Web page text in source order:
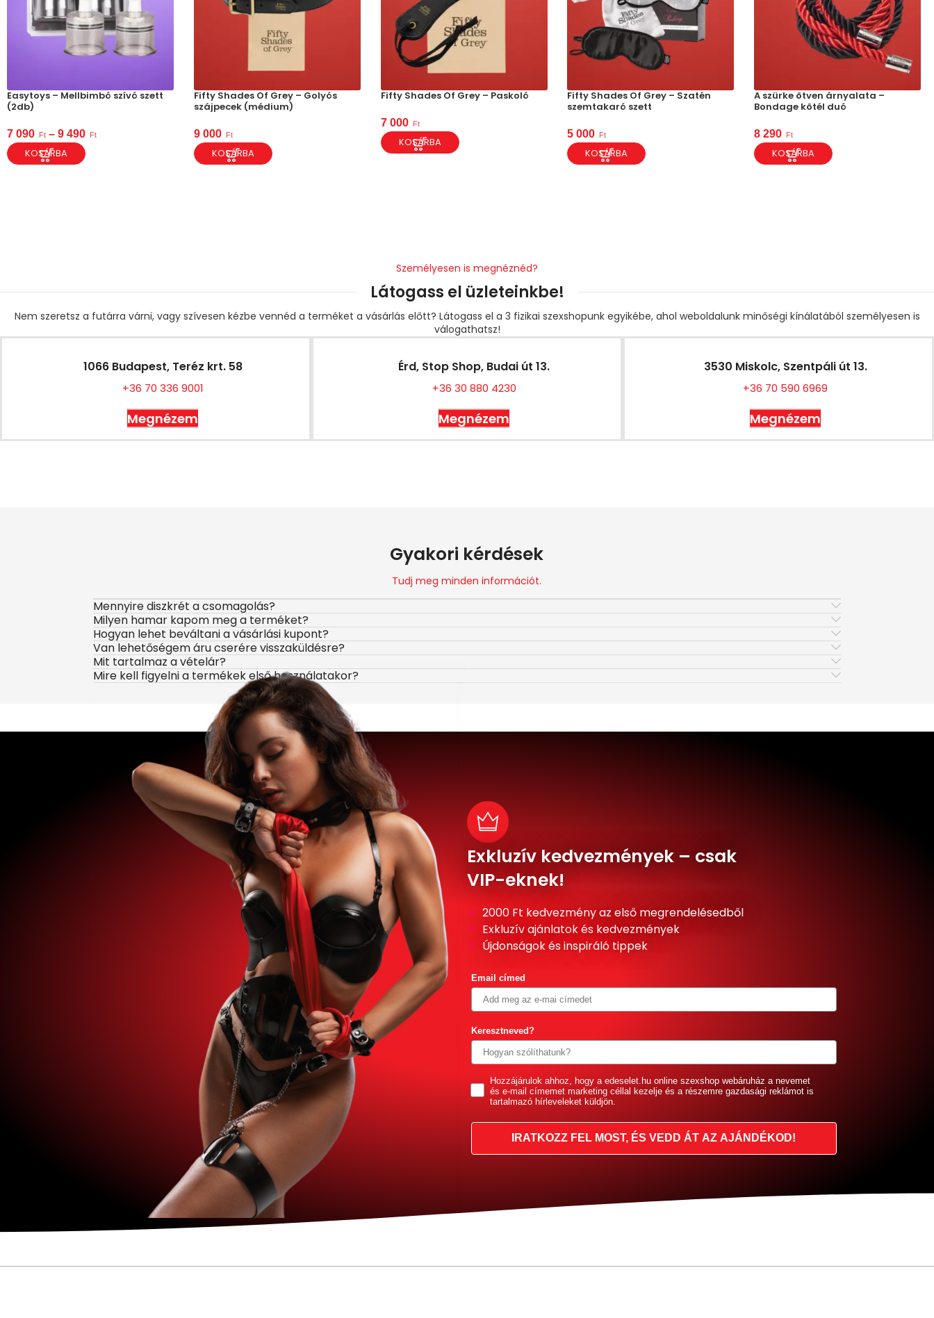
Easytoys – Mellbimbó szívó szett
(2db)
7 090 Ft – 9 490 Ft
KOSÁRBA
Fifty Shades Of Grey – Golyós
szájpecek (médium)
9 000 Ft
KOSÁRBA
Fifty Shades Of Grey – Paskoló
7 000 Ft
KOSÁRBA
Fifty Shades Of Grey – Szatén
szemtakaró szett
5 000 Ft
KOSÁRBA
A szürke ötven árnyalata –
Bondage kötél duó
8 290 Ft
KOSÁRBA
Személyesen is megnéznéd?
Látogass el üzleteinkbe!
Nem szeretsz a futárra várni, vagy szívesen kézbe vennéd a terméket a vásárlás előtt? Látogass el a 3 fizikai szexshopunk egyikébe, ahol weboldalunk minőségi kínálatából személyesen is
válogathatsz!
1066 Budapest, Teréz krt. 58
+36 70 336 9001
Megnézem
Érd, Stop Shop, Budai út 13.
+36 30 880 4230
Megnézem
3530 Miskolc, Szentpáli út 13.
+36 70 590 6969
Megnézem
Gyakori kérdések
Tudj meg minden információt.
Mennyire diszkrét a csomagolás?
Milyen hamar kapom meg a terméket?
Hogyan lehet beváltani a vásárlási kupont?
Van lehetőségem áru cserére visszaküldésre?
Mit tartalmaz a vételár?
Mire kell figyelni a termékek első használatakor?
Exkluzív kedvezmények – csak
VIP-eknek!
2000 Ft kedvezmény az első megrendelésedből
Exkluzív ajánlatok és kedvezmények
Újdonságok és inspiráló tippek
Email címed
Keresztneved?
GDPRHozzájárulok ahhoz, hogy a edeselet.hu online szexshop webáruház a nevemet
és e-mail címemet marketing céllal kezelje és a részemre gazdasági reklámot is
tartalmazó hírleveleket küldjön.
IRATKOZZ FEL MOST, ÉS VEDD ÁT AZ AJÁNDÉKOD!